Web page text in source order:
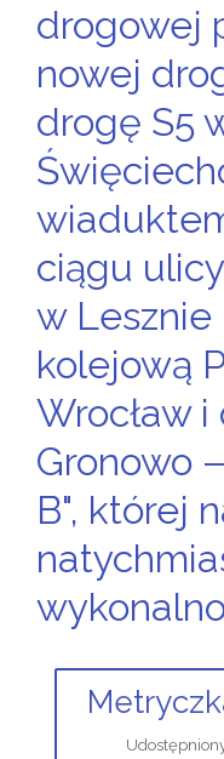
drogowej
nowej
drogę S5
ciągu
w Lesznie
kolejową
Wrocław
Gronowo
B", której